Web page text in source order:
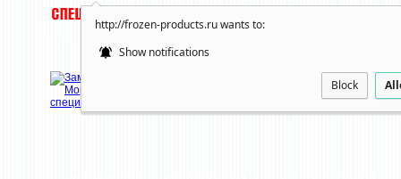
http://frozen-products.ru wants to:
Show notifications
Block